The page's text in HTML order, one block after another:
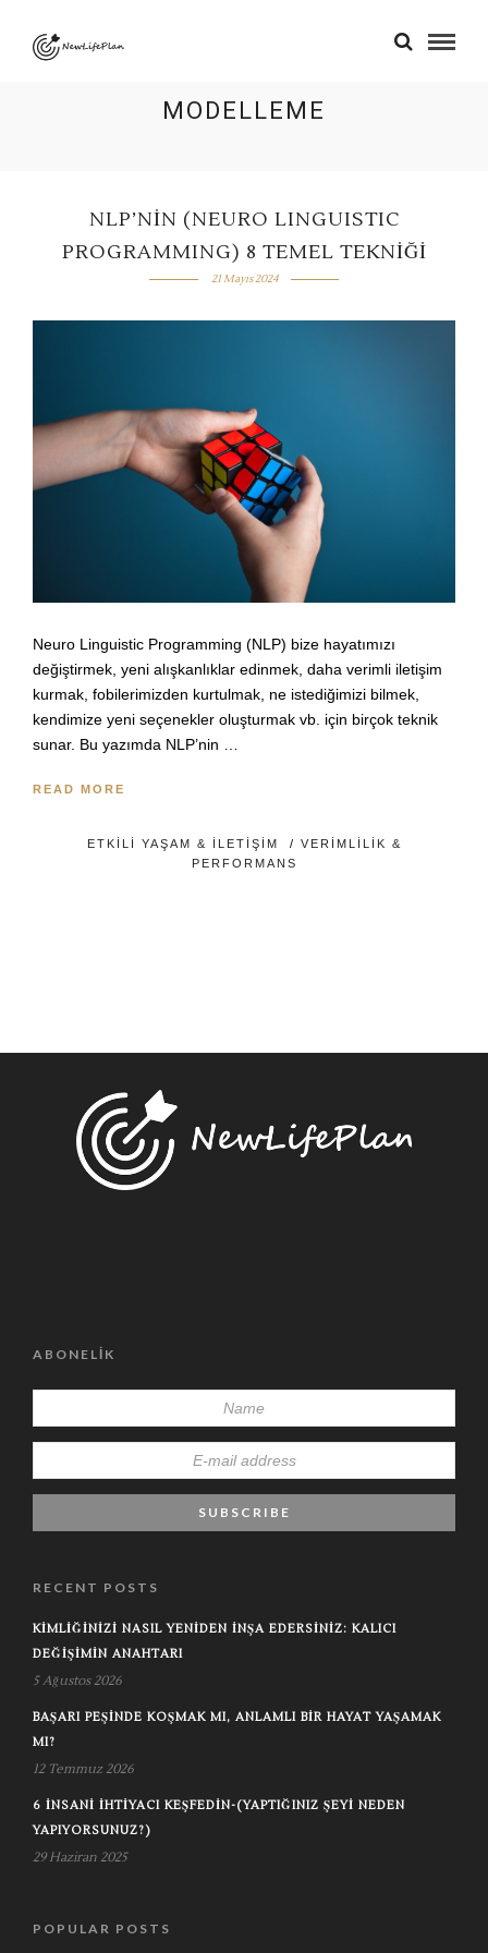
MODELLEME
NLP’NIN (NEURO LINGUISTIC
PROGRAMMING) 8 TEMEL TEKNIĞI
21 Mayıs 2024
Neuro Linguistic Programming (NLP) bize hayatımızı
değiştirmek, yeni alışkanlıklar edinmek, daha verimli iletişim
kurmak, fobilerimizden kurtulmak, ne istediğimizi bilmek,
kendimize yeni seçenekler oluşturmak vb. için birçok teknik
sunar. Bu yazımda NLP’nin …
READ MORE
ETKILI YAŞAM & İLETIŞIM / VERIMLILIK &
PERFORMANS
ABONELIK
RECENT POSTS
KIMLIĞINIZI NASIL YENIDEN İNŞA EDERSINIZ: KALICI
DEĞIŞIMIN ANAHTARI
5 Ağustos 2026
BAŞARI PEŞINDE KOŞMAK MI, ANLAMLI BIR HAYAT YAŞAMAK
MI?
12 Temmuz 2026
6 İNSANI İHTIYACI KEŞFEDIN-(YAPTIĞINIZ ŞEYI NEDEN
YAPIYORSUNUZ?)
29 Haziran 2025
POPULAR POSTS